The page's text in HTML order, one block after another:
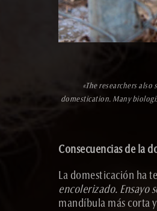
«The researchers
domestication. Many
Consecuencias de la
La domesticación ha
encolerizado. Ensayo
mandíbula más corta